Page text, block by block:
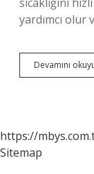
yardımcı olur
Devamını
https://
Sitemap